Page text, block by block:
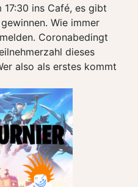
17:30 ins Café, es gibt
Wie immer
Coronabedingt
dieses
also als erstes kommt